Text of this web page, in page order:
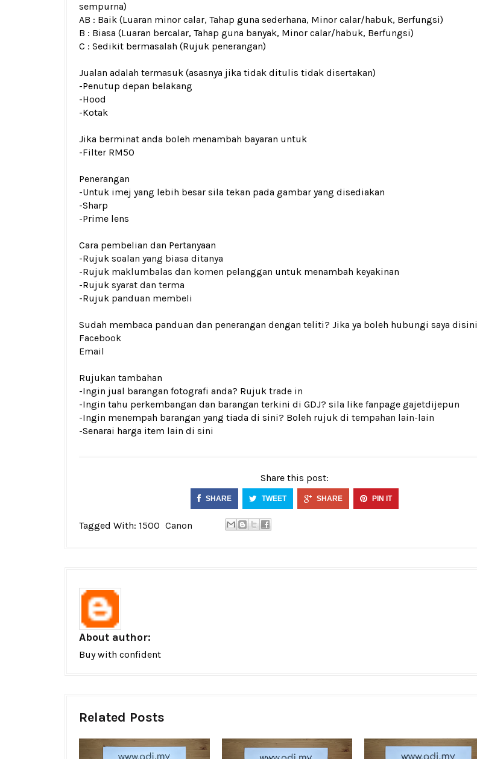
sempurna)
AB : Baik (Luaran minor calar, Tahap guna sederhana, Minor calar/habuk, Berfungsi)
B : Biasa (Luaran bercalar, Tahap guna banyak, Minor calar/habuk, Berfungsi)
C : Sedikit bermasalah (Rujuk penerangan)
Jualan adalah termasuk (asasnya jika tidak ditulis tidak disertakan)
-Penutup depan belakang
-Hood
-Kotak
Jika berminat anda boleh menambah bayaran untuk
-Filter RM50
Penerangan
-Untuk imej yang lebih besar sila tekan pada gambar yang disediakan
-Sharp
-Prime lens
Cara pembelian dan Pertanyaan
-Rujuk soalan yang biasa ditanya
-Rujuk maklumbalas dan komen pelanggan untuk menambah keyakinan
-Rujuk syarat dan terma
-Rujuk panduan membeli
Sudah membaca panduan dan penerangan dengan teliti? Jika ya boleh hubungi saya disini
Facebook
Email
Rujukan tambahan
-Ingin jual barangan fotografi anda? Rujuk trade in
-Ingin tahu perkembangan dan barangan terkini di GDJ? sila like fanpage gajetdijepun
-Ingin menempah barangan yang tiada di sini? Boleh rujuk di tempahan lain-lain
-Senarai harga item lain di sini
Share this post:
SHARE TWEET SHARE PIN IT
Tagged With: 1500 Canon
About author:
Buy with confident
Related Posts